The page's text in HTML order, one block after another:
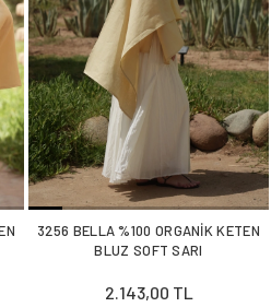
3256 BELLA %100 ORGANİK KETEN
BLUZ SOFT SARI
2.143,00 TL